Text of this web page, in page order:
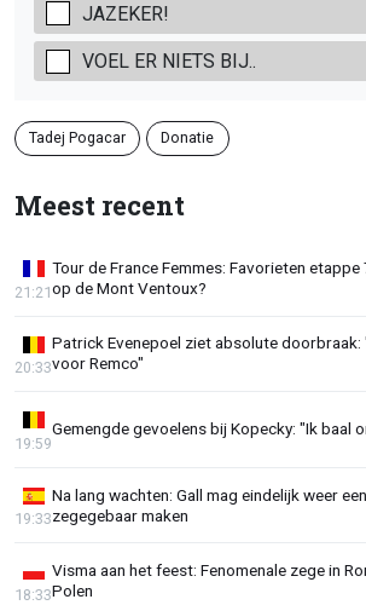
JAZEKER!
VOEL ER NIETS BIJ..
Tadej Pogacar Donatie
Meest recent
Tour de France Femmes: Favorieten etappe
op de Mont Ventoux?
21:21
Patrick Evenepoel ziet absolute doorbraak:
voor Remco"
20:33
Gemengde gevoelens bij Kopecky: "Ik baal
19:59
Na lang wachten: Gall mag eindelijk weer
zegegebaar maken
19:33
Visma aan het feest: Fenomenale zege in
Polen
18:33